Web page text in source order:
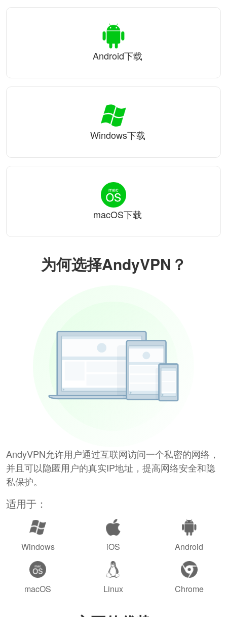
为何选择AndyVPN？
AndyVPN允许用户通过互联网访问一个私密的网络，
并且可以隐匿用户的真实IP地址，提高网络安全和隐
私保护。
适用于：
Windows iOS Android
macOS Linux Chrome
Android下载
Windows下载
macOS下载